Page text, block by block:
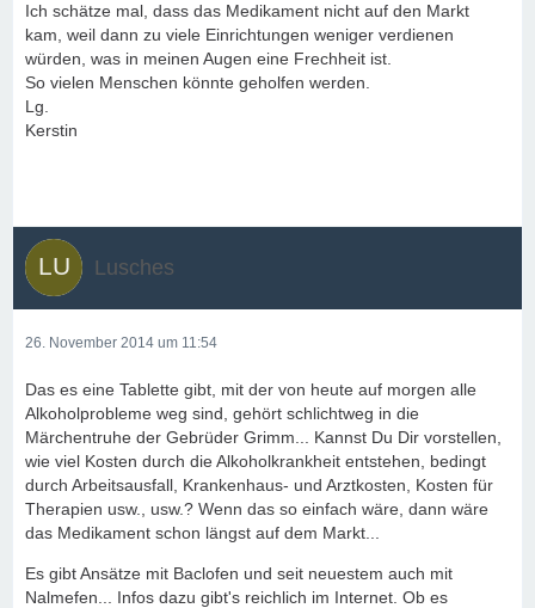
Ich schätze mal, dass das Medikament nicht auf den Markt
kam, weil dann zu viele Einrichtungen weniger verdienen
würden, was in meinen Augen eine Frechheit ist.
So vielen Menschen könnte geholfen werden.
Lg.
Kerstin
Lusches
26. November 2014 um 11:54
Das es eine Tablette gibt, mit der von heute auf morgen alle
Alkoholprobleme weg sind, gehört schlichtweg in die
Märchentruhe der Gebrüder Grimm... Kannst Du Dir vorstellen,
wie viel Kosten durch die Alkoholkrankheit entstehen, bedingt
durch Arbeitsausfall, Krankenhaus- und Arztkosten, Kosten für
Therapien usw., usw.? Wenn das so einfach wäre, dann wäre
das Medikament schon längst auf dem Markt...
Es gibt Ansätze mit Baclofen und seit neuestem auch mit
Nalmefen... Infos dazu gibt's reichlich im Internet. Ob es